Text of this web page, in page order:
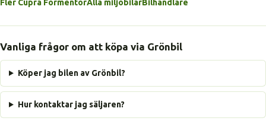
Fler Cupra FormentorAlla miljöbilarBilhandlare
Vanliga frågor om att köpa via Grönbil
Köper jag bilen av Grönbil?
Hur kontaktar jag säljaren?